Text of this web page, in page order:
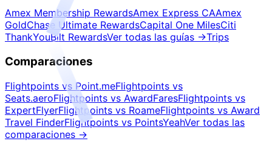
Amex Membership RewardsAmex Express CAAmex
GoldChase Ultimate RewardsCapital One MilesCiti
ThankYouBilt RewardsVer todas las guías →Trips
Comparaciones
Flightpoints vs Point.meFlightpoints vs
Seats.aeroFlightpoints vs AwardFaresFlightpoints vs
ExpertFlyerFlightpoints vs RoameFlightpoints vs Award
Travel FinderFlightpoints vs PointsYeahVer todas las
comparaciones →